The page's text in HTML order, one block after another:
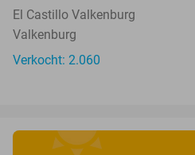
El Castillo Valkenburg
Valkenburg
Verkocht: 2.060